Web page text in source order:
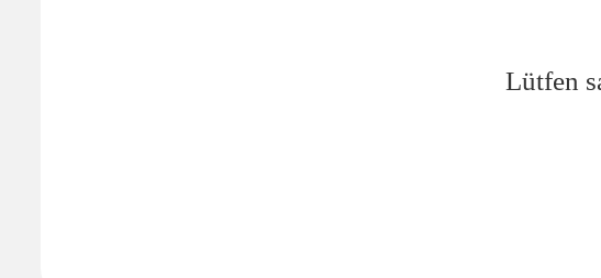
Lütfen